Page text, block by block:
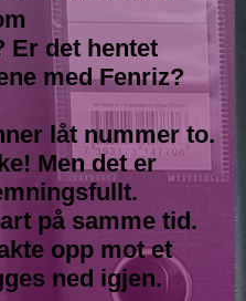
Er det hentet
med Fenriz?
låt nummer to.
Men det er
på samme tid.
opp mot et
ned igjen.